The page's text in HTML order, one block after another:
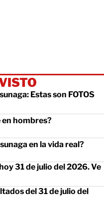
Estas son FOTOS
en hombres?
en la vida real?
31 de julio del 2026. Ve
del 31 de julio del